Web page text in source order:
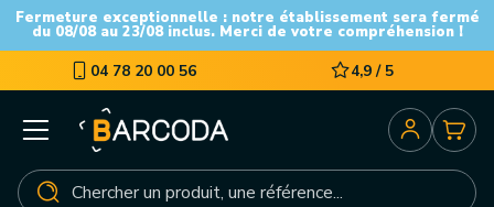
Fermeture exceptionnelle : notre établissement sera fermé
du 08/08 au 23/08 inclus. Merci de votre compréhension !
04 78 20 00 56 4,9 / 5